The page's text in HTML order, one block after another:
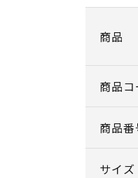
商品
商品コ
商品番
サイズ